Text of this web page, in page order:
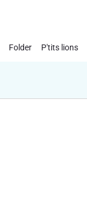
Folder P'tits lions